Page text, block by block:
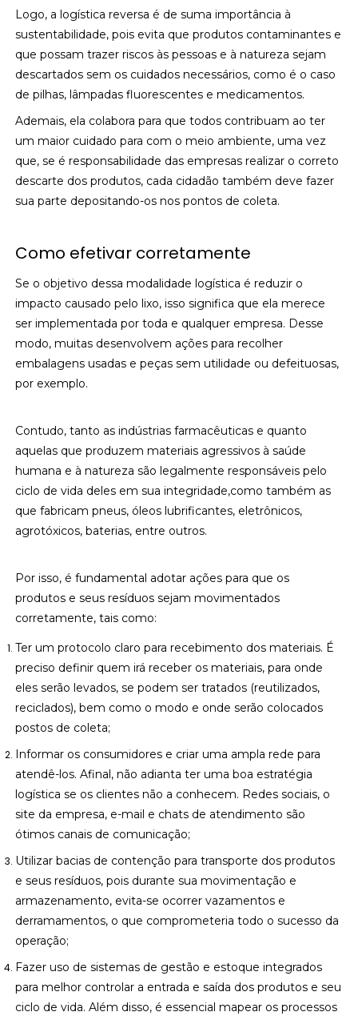
Logo, a logística reversa é de suma importância à
sustentabilidade, pois evita que produtos contaminantes e
que possam trazer riscos às pessoas e à natureza sejam
descartados sem os cuidados necessários, como é o caso
de pilhas, lâmpadas fluorescentes e medicamentos.
Ademais, ela colabora para que todos contribuam ao ter
um maior cuidado para com o meio ambiente, uma vez
que, se é responsabilidade das empresas realizar o correto
descarte dos produtos, cada cidadão também deve fazer
sua parte depositando-os nos pontos de coleta.
Como efetivar corretamente
Se o objetivo dessa modalidade logística é reduzir o
impacto causado pelo lixo, isso significa que ela merece
ser implementada por toda e qualquer empresa. Desse
modo, muitas desenvolvem ações para recolher
embalagens usadas e peças sem utilidade ou defeituosas,
por exemplo.
Contudo, tanto as indústrias farmacêuticas e quanto
aquelas que produzem materiais agressivos à saúde
humana e à natureza são legalmente responsáveis pelo
ciclo de vida deles em sua integridade,como também as
que fabricam pneus, óleos lubrificantes, eletrônicos,
agrotóxicos, baterias, entre outros.
Por isso, é fundamental adotar ações para que os
produtos e seus resíduos sejam movimentados
corretamente, tais como:
Ter um protocolo claro para recebimento dos materiais. É
preciso definir quem irá receber os materiais, para onde
eles serão levados, se podem ser tratados (reutilizados,
reciclados), bem como o modo e onde serão colocados
postos de coleta;
Informar os consumidores e criar uma ampla rede para
atendê-los. Afinal, não adianta ter uma boa estratégia
logística se os clientes não a conhecem. Redes sociais, o
site da empresa, e-mail e chats de atendimento são
ótimos canais de comunicação;
Utilizar bacias de contenção para transporte dos produtos
e seus resíduos, pois durante sua movimentação e
armazenamento, evita-se ocorrer vazamentos e
derramamentos, o que comprometeria todo o sucesso da
operação;
Fazer uso de sistemas de gestão e estoque integrados
para melhor controlar a entrada e saída dos produtos e seu
ciclo de vida. Além disso, é essencial mapear os processos